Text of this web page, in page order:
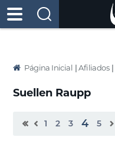
Página Inicial | Afiliados |
Suellen Raupp
1 2 3 4 5